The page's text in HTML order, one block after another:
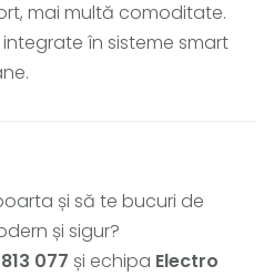
mai multă comoditate.
în sisteme smart
și să te bucuri de
și sigur?
077 și echipa Electro